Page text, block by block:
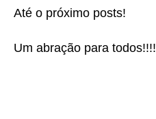
Até o próximo posts!
Um abração para todos!!!!